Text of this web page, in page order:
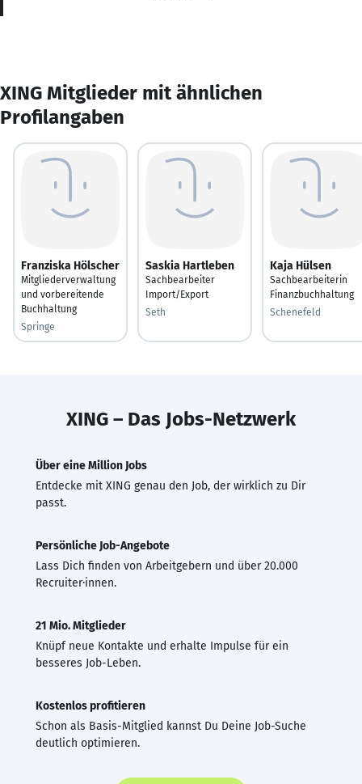
XING Mitglieder mit ähnlichen
Profilangaben
Franziska Hölscher
Mitgliederverwaltung
und vorbereitende
Buchhaltung
Springe
Saskia Hartleben
Sachbearbeiter
Import/Export
Seth
Kaja Hülsen
Sachbearbeiterin
Finanzbuchhaltung
Schenefeld
XING – Das Jobs-Netzwerk
Über eine Million Jobs
Entdecke mit XING genau den Job, der wirklich zu Dir
passt.
Persönliche Job-Angebote
Lass Dich finden von Arbeitgebern und über 20.000
Recruiter·innen.
21 Mio. Mitglieder
Knüpf neue Kontakte und erhalte Impulse für ein
besseres Job-Leben.
Kostenlos profitieren
Schon als Basis-Mitglied kannst Du Deine Job-Suche
deutlich optimieren.